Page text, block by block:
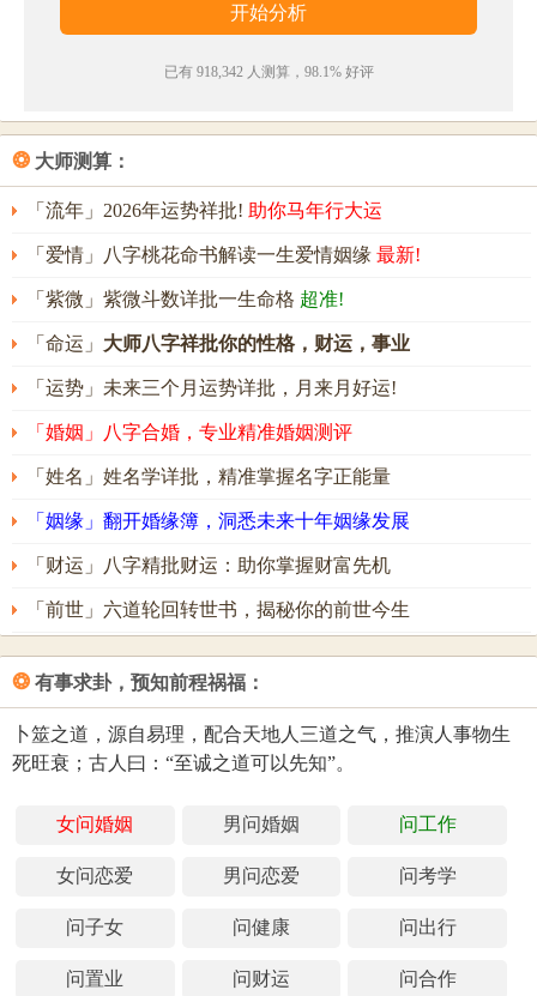
已有 918,342 人测算，98.1% 好评
❂ 大师测算：
「流年」2026年运势祥批! 助你马年行大运
「爱情」八字桃花命书解读一生爱情姻缘 最新!
「紫微」紫微斗数详批一生命格 超准!
「命运」 大师八字祥批你的性格，财运，事业
「运势」未来三个月运势详批，月来月好运!
「婚姻」八字合婚，专业精准婚姻测评
「姓名」姓名学详批，精准掌握名字正能量
「姻缘」翻开婚缘簿，洞悉未来十年姻缘发展
「财运」八字精批财运：助你掌握财富先机
「前世」六道轮回转世书，揭秘你的前世今生
❂ 有事求卦，预知前程祸福：
卜筮之道，源自易理，配合天地人三道之气，推演人事物生
死旺衰；古人曰：“至诚之道可以先知”。
女问婚姻 男问婚姻 问工作
女问恋爱 男问恋爱 问考学
问子女 问健康 问出行
问置业 问财运 问合作